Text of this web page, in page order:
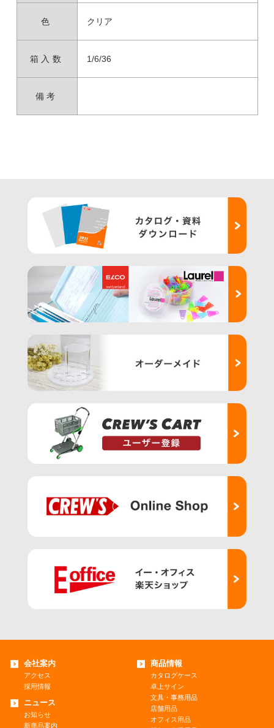
色 クリア
箱入数 1/6/36
備考
会社案内
アクセス
採用情報
ニュース
お知らせ
新商品案内
商品情報
カタログケース
卓上サイン
文具・事務用品
店舗用品
オフィス用品